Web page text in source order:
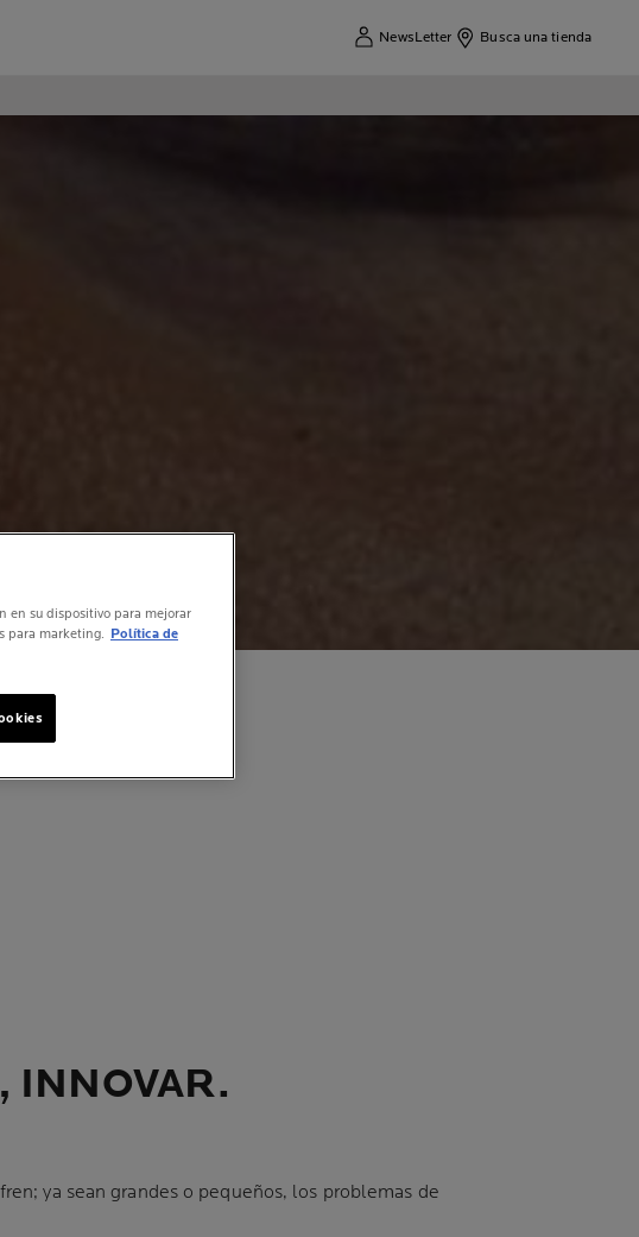
NewsLetter Busca una tienda
INNOVAR.
ya sean grandes o pequeños, los problemas de
en su dispositivo para mejorar
para marketing. Política de